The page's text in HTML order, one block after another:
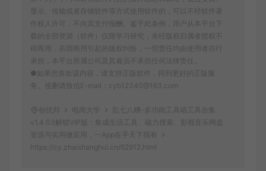
显示、传输或者存储软件等方式使用软件的，可以不经软件著
作权人许可，不向其支付报酬。鉴于此条例，用户从本平台下
载的全部资源（软件）仅限学习研究，未经版权归属者授权不
得商用，若因商用引起的版权纠纷，一切责任均由使用者自行
承担，本平台所属公司及其雇员不承担任何法律责任。
●如果您喜欢该内容，请支持正版软件，得到更好的正版服
务。侵删请致信E-mail：cyb12340@163.com
创优邦 电商大学
乱七八糟-多功能工具箱工具合集
v1.4.03解锁VIP版：集成生活工具、磁力搜索、影视音乐网盘
资源与实用微应用，一App在手天下我有
https://cy.zhaishanghui.cn/62912.html